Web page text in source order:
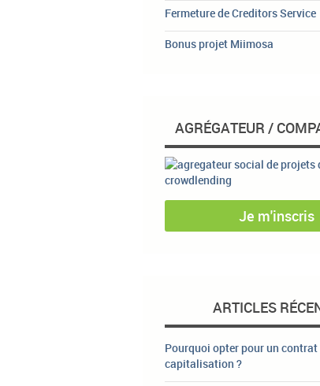
Fermeture de Creditors Service
Bonus projet Miimosa
AGRÉGATEUR /
Je m'inscris
ARTICLES
Pourquoi opter pour un contrat
capitalisation ?